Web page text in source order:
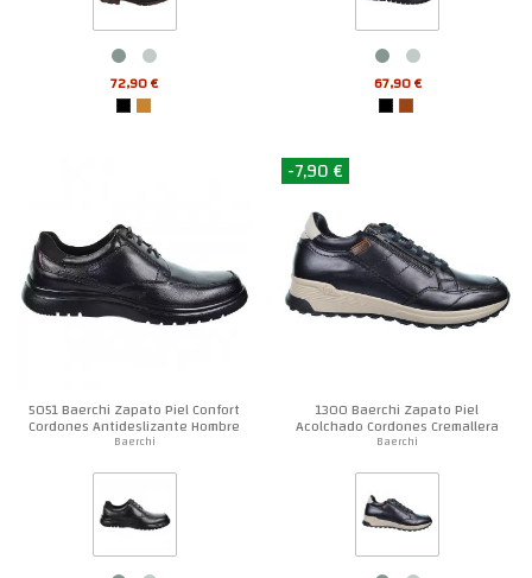
72,90 € 67,90 €
5051 Baerchi Zapato Piel Confort
Cordones Antideslizante Hombre
Baerchi
-7,90 €
1300 Baerchi Zapato Piel
Acolchado Cordones Cremallera
Hombre
Baerchi